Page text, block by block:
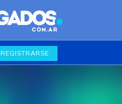
REGISTRARSE